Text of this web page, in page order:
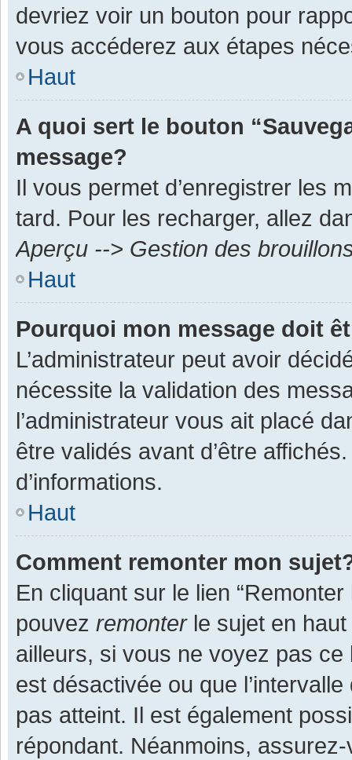
devriez voir un bouton pour
vous accéderez aux étapes
Haut
A quoi sert le bouton
message?
Il vous permet d’enregistrer les
tard. Pour les recharger, allez
Aperçu --> Gestion des
Haut
Pourquoi mon message doit
L’administrateur peut avoir
nécessite la validation des
l’administrateur vous ait placé
être validés avant d’être
d’informations.
Haut
Comment remonter mon
En cliquant sur le lien
pouvez remonterle sujet en haut
ailleurs, si vous ne voyez pas
est désactivée ou que
pas atteint. Il est également
répondant. Néanmoins,